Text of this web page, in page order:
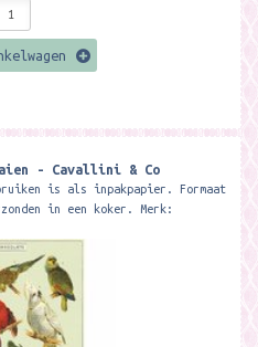
- Cavallini & Co
is als inpakpapier. Formaat
in een koker. Merk: